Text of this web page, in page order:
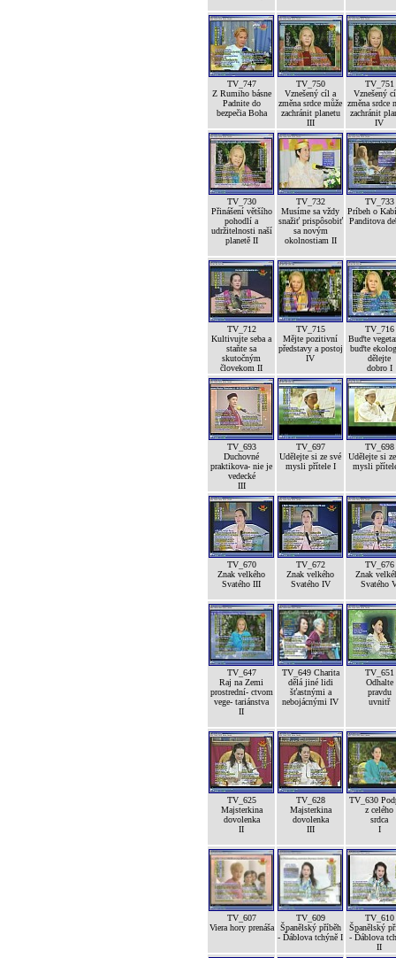
TV_747
Z Rumiho básne
Padnite do
bezpečia Boha
TV_750
Vznešený cíl a
změna srdce může
zachránit planetu
III
TV_751
Vznešený
změna srdce
zachránit
IV
TV_730
Přinášení většího
pohodlí a
udržitelnosti naší
planetě II
TV_732
Musíme sa vždy
snažiť prispôsobiť
sa novým
okolnostiam II
TV_733
Príbeh o
Panditova
TV_712
Kultivujte seba a
staňte sa
skutočným
človekom II
TV_715
Mějte pozitivní
představy a postoj
IV
TV_716
Buďte
buďte
dělejte
dobro I
TV_693
Duchovné
praktikova- nie je
vedecké
III
TV_697
Udělejte si ze své
mysli přítele I
TV_698
Udělejte si
mysli
TV_670
Znak velkého
Svatého III
TV_672
Znak velkého
Svatého IV
TV_676
Znak
Svatého
TV_647
Raj na Zemi
prostrední- ctvom
vege- tariánstva
II
TV_649 Charita
dělá jiné lidi
šťastnými a
nebojácnými IV
TV_651
Odhalte
pravdu
uvnitř
TV_625
Majsterkina
dovolenka
II
TV_628
Majsterkina
dovolenka
III
TV_630
z celého
srdca
I
TV_607
Viera hory prenáša
TV_609
Španělský příběh
- Ďáblova tchýně I
TV_610
Španělský
- Ďáblova
II